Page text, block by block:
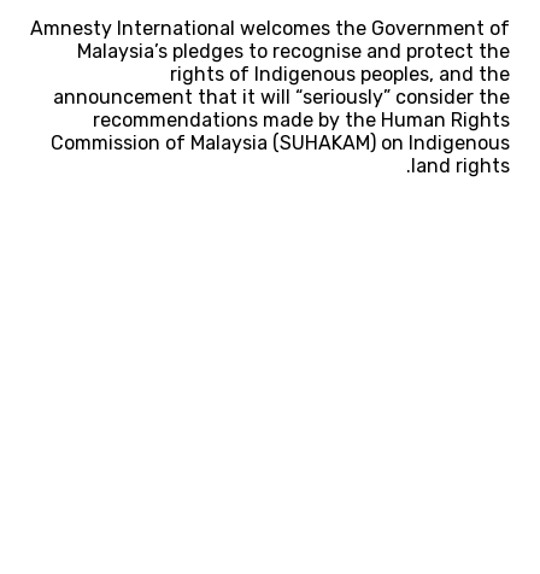
Amnesty International welcomes the Government of
Malaysia’s pledges to recognise and protect the
rights of Indigenous peoples, and the
announcement that it will “seriously” consider the
recommendations made by the Human Rights
Commission of Malaysia (SUHAKAM) on Indigenous
land rights.